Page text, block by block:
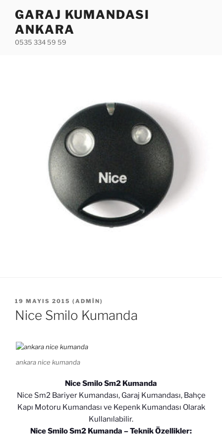
GARAJ KUMANDASI
ANKARA
0535 334 59 59
YAYIM
TARIHI
19 MAYIS 2015 ( ADMIN)
Nice Smilo Kumanda
ankara nice kumanda
Nice Smilo Sm2 Kumanda
Nice Sm2 Bariyer Kumandası, Garaj Kumandası, Bahçe
Kapı Motoru Kumandası ve Kepenk Kumandası Olarak
Kullanılabilir.
Nice Smilo Sm2 Kumanda – Teknik Özellikler: